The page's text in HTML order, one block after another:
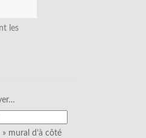
les
mural d’à côté